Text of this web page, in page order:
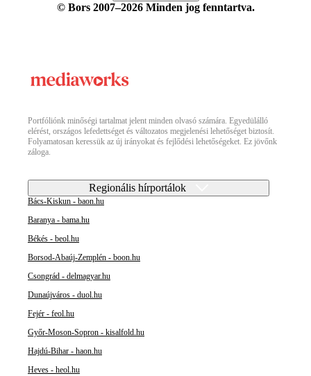
© Bors 2007–2026 Minden jog fenntartva.
Portfóliónk minőségi tartalmat jelent minden olvasó számára. Egyedülálló
elérést, országos lefedettséget és változatos megjelenési lehetőséget biztosít.
Folyamatosan keressük az új irányokat és fejlődési lehetőségeket. Ez jövőnk
záloga.
Regionális hírportálok
Bács-Kiskun - baon.hu
Baranya - bama.hu
Békés - beol.hu
Borsod-Abaúj-Zemplén - boon.hu
Csongrád - delmagyar.hu
Dunaújváros - duol.hu
Fejér - feol.hu
Győr-Moson-Sopron - kisalfold.hu
Hajdú-Bihar - haon.hu
Heves - heol.hu